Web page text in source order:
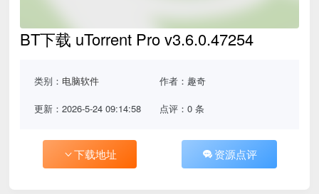
BT下载 uTorrent Pro v3.6.0.47254
类别： 电脑软件 作者：趣奇
更新：2026-5-24 09:14:58 点评：0 条
下载地址 资源点评